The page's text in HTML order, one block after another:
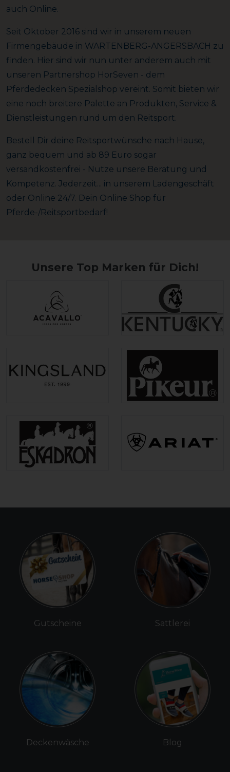
auch Online.
Seit Oktober 2016 sind wir in unserem neuen
Firmengebäude in WARTENBERG-ANGERSBACH zu
finden. Hier sind wir nun unter anderem auch mit
unseren Partnershop HorSeven - dem
Pferdedecken Spezialshop vereint. Somit bieten wir
eine noch breitere Palette an Produkten, Service &
Dienstleistungen rund um den Reitsport.
Bestell Dir deine Reitsportwünsche nach Hause,
ganz bequem und ab 89 Euro sogar
versandkostenfrei - Nutze unsere Beratung und
Kompetenz. Jederzeit... in unserem Ladengeschäft
oder Online 24/7. Dein Online Shop für
Pferde-/Reitsportbedarf!
Unsere Top Marken für Dich!
Gutscheine
Deckenwäsche
Sattlerei
Blog